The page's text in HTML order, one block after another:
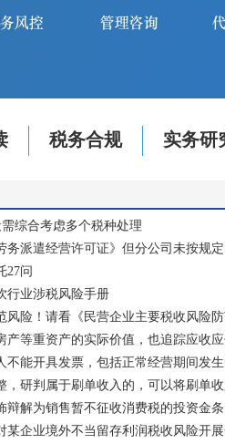
税务合规 实务研
综合考虑多个税种处理
务派遣经营许可证》但分公司未按规
27问
行业涉税风险手册
风险！请看《民营企业主要税收风险
产等重资产的实际价值，也追踪应收
不能开具发票，包括正常经营期间发
，研判属于刷单收入的，可以将刷单
辩解为销售暂不征收消费税的投资金
某企业境外不当留存利润税收风险开